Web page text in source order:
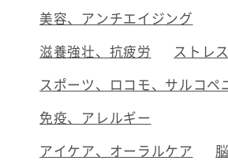
美容、アンチエイジング
滋養強壮、抗疲労
ストレ
スポーツ、ロコモ、サルコペ
免疫、アレルギー
アイケア、オーラルケア